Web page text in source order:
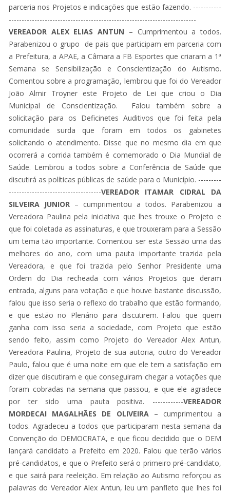
parceria nos Projetos e indicações que estão fazendo. -----------
-------------------------------------------------------------------------
VEREADOR ALEX ELIAS ANTUN – Cumprimentou a todos.
Parabenizou o grupo de pais que participam em parceria com
a Prefeitura, a APAE, a Câmara a FB Esportes que criaram a 1ª
Semana se Sensibilização e Conscientização do Autismo.
Comentou sobre a programação, lembrou que foi do Vereador
João Almir Troyner este Projeto de Lei que criou o Dia
Municipal de Conscientização. Falou também sobre a
solicitação para os Deficinetes Auditivos que foi feita pela
comunidade surda que foram em todos os gabinetes
solicitando o atendimento. Disse que no mesmo dia em que
ocorrerá a corrida também é comemorado o Dia Mundial de
Saúde. Lembrou a todos sobre a Conferência de Saúde que
discutirá as políticas públicas de saúde para o Município. ---------
------------------------------------VEREADOR ITAMAR CIDRAL DA
SILVEIRA JUNIOR – cumprimentou a todos. Parabenizou a
Vereadora Paulina pela iniciativa que lhes trouxe o Projeto e
que foi coletada as assinaturas, e que trouxeram para a Sessão
um tema tão importante. Comentou ser esta Sessão uma das
melhores do ano, com uma pauta importante trazida pela
Vereadora, e que foi trazida pelo Senhor Presidente uma
Ordem do Dia recheada com vários Projetos que deram
entrada, alguns para votação e que houve bastante discussão,
falou que isso seria o reflexo do trabalho que estão formando,
e que estão no Plenário para discutirem. Falou que quem
ganha com isso seria a sociedade, com Projeto que estão
sendo feito, assim como Projeto do Vereador Alex Antun,
Vereadora Paulina, Projeto de sua autoria, outro do Vereador
Paulo, falou que é uma noite em que ele tem a satisfação em
dizer que discutiram e que conseguiram chegar a votações que
foram cobradas na semana que passou, e que ele agradece
por ter sido uma pauta positiva. ------------VEREADOR
MORDECAI MAGALHÃES DE OLIVEIRA– cumprimentou a
todos. Agradeceu a todos que participaram nesta semana da
Convenção do DEMOCRATA, e que ficou decidido que o DEM
lançará candidato a Prefeito em 2020. Falou que terão vários
pré-candidatos, e que o Prefeito será o primeiro pré-candidato,
e que sairá para reeleição. Em relação ao Autismo reforçou as
palavras do Vereador Alex Antun, leu um panfleto que lhes foi